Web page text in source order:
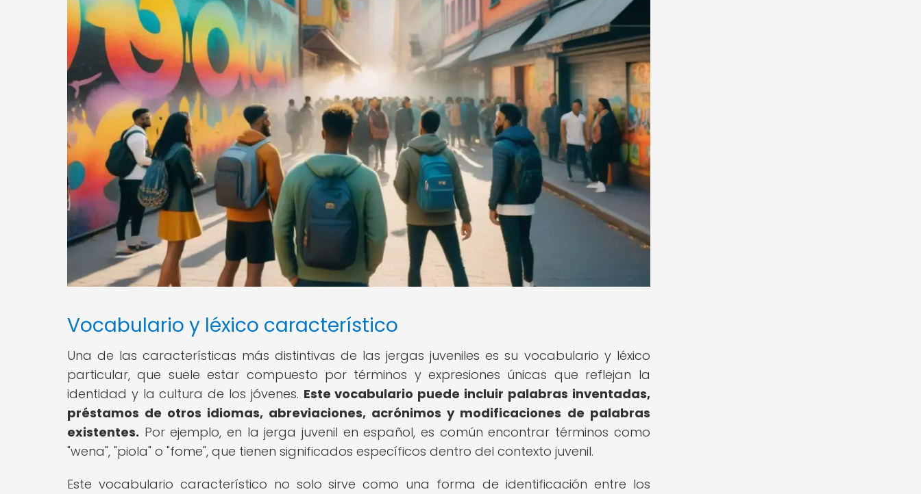
Vocabulario y léxico característico
Una de las características más distintivas de las jergas juveniles es su vocabulario y léxico
particular, que suele estar compuesto por términos y expresiones únicas que reflejan la
identidad y la cultura de los jóvenes. Este vocabulario puede incluir palabras inventadas,
préstamos de otros idiomas, abreviaciones, acrónimos y modificaciones de palabras
existentes. Por ejemplo, en la jerga juvenil en español, es común encontrar términos como
"wena", "piola" o "fome", que tienen significados específicos dentro del contexto juvenil.
Este vocabulario característico no solo sirve como una forma de identificación entre los